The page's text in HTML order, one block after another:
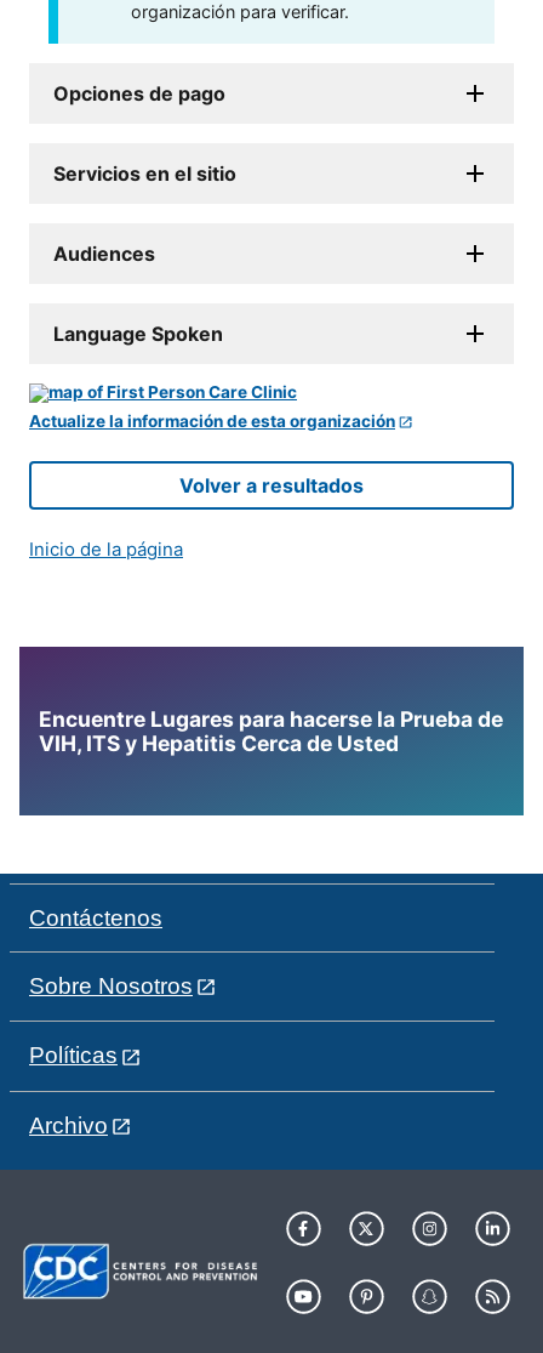
organización para verificar.
Opciones de pago
Servicios en el sitio
Audiences
Language Spoken
Actualize la información de esta organización
Volver a resultados
Inicio de la página
Encuentre Lugares para hacerse la Prueba de
VIH, ITS y Hepatitis Cerca de Usted
Contáctenos
Sobre Nosotros
Políticas
Archivo